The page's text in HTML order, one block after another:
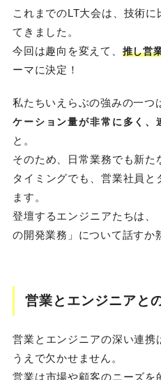
これまでのLT大会は、技術
てきました。
今回は趣向を変えて、 推し営
ーマに決定！
私たちいえらぶの強みの一つ
ケーション量が非常に多く、
と。
そのため、日常業務でも新た
タイミングでも、営業社員
ます。
登壇するエンジニアたちは、
の開発業務」について話すか
営業とエンジニアと
営業とエンジニアの深い連携
うえで欠かせません。
営業は市場や顧客のニーズを